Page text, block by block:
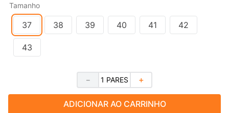
Tamanho
37 38 39 40 41 42
43
＋
－
ADICIONAR AO CARRINHO